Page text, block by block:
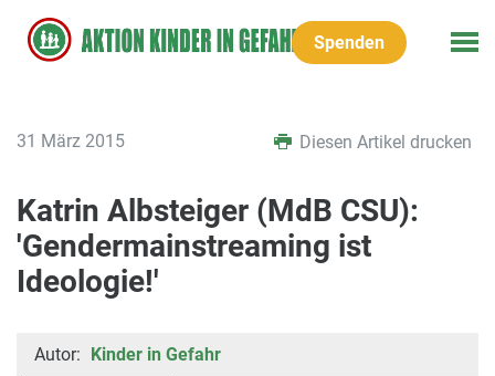
Spenden
31 März 2015 Diesen Artikel drucken
Katrin Albsteiger (MdB CSU):
'Gendermainstreaming ist
Ideologie!'
Autor: Kinder in Gefahr